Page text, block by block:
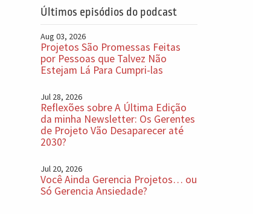
Últimos episódios do podcast
Aug 03, 2026
Projetos São Promessas Feitas
por Pessoas que Talvez Não
Estejam Lá Para Cumpri-las
Jul 28, 2026
Reflexões sobre A Última Edição
da minha Newsletter: Os Gerentes
de Projeto Vão Desaparecer até
2030?
Jul 20, 2026
Você Ainda Gerencia Projetos… ou
Só Gerencia Ansiedade?